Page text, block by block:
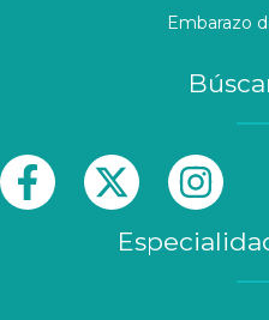
Embarazo